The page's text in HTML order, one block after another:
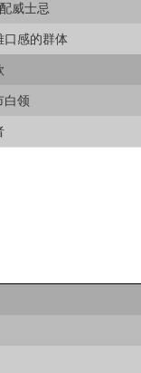
威士忌
口感的群体
白领